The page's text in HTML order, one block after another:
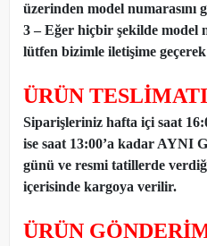
üzerinden model numarasını
3 – Eğer hiçbir şekilde model
lütfen bizimle iletişime geçerek
ÜRÜN TESLİMATI
Siparişleriniz hafta içi saat
ise saat 13:00’a kadar AYNI
günü ve resmi tatillerde
içerisinde kargoya verilir.
ÜRÜN